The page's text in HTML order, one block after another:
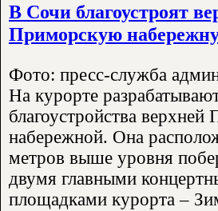
В Сочи благоустроят
Приморскую
Фото: пресс-служба
На курорте
благоустройства
набережной. Она
метров выше уровня
двумя главными
площадками курорта –